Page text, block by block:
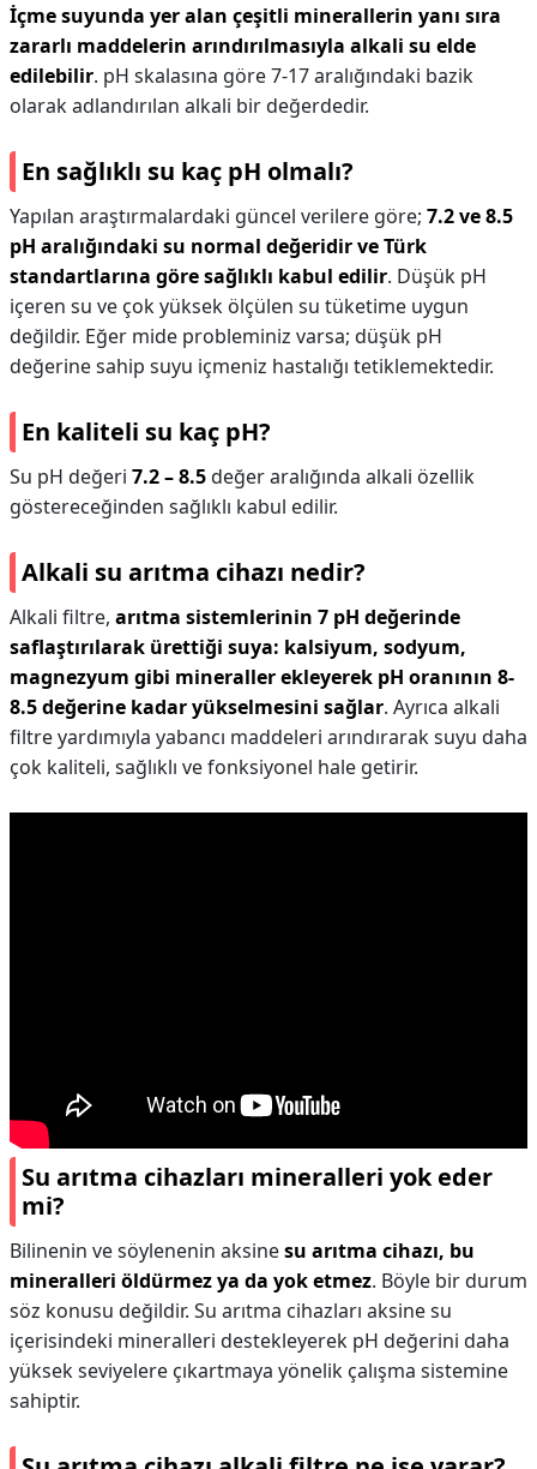
İçme suyunda yer alan çeşitli minerallerin yanı sıra
zararlı maddelerin arındırılmasıyla alkali su elde
edilebilir. pH skalasına göre 7-17 aralığındaki bazik
olarak adlandırılan alkali bir değerdedir.
En sağlıklı su kaç pH olmalı?
Yapılan araştırmalardaki güncel verilere göre; 7.2 ve 8.5
pH aralığındaki su normal değeridir ve Türk
standartlarına göre sağlıklı kabul edilir. Düşük pH
içeren su ve çok yüksek ölçülen su tüketime uygun
değildir. Eğer mide probleminiz varsa; düşük pH
değerine sahip suyu içmeniz hastalığı tetiklemektedir.
En kaliteli su kaç pH?
Su pH değeri 7.2 – 8.5değer aralığında alkali özellik
göstereceğinden sağlıklı kabul edilir.
Alkali su arıtma cihazı nedir?
Alkali filtre, arıtma sistemlerinin 7 pH değerinde
saflaştırılarak ürettiği suya: kalsiyum, sodyum,
magnezyum gibi mineraller ekleyerek pH oranının 8-
8.5 değerine kadar yükselmesini sağlar. Ayrıca alkali
filtre yardımıyla yabancı maddeleri arındırarak suyu daha
çok kaliteli, sağlıklı ve fonksiyonel hale getirir.
Su arıtma cihazları mineralleri yok eder
mi?
Bilinenin ve söylenenin aksinesu arıtma cihazı, bu
mineralleri öldürmez ya da yok etmez. Böyle bir durum
söz konusu değildir. Su arıtma cihazları aksine su
içerisindeki mineralleri destekleyerek pH değerini daha
yüksek seviyelere çıkartmaya yönelik çalışma sistemine
sahiptir.